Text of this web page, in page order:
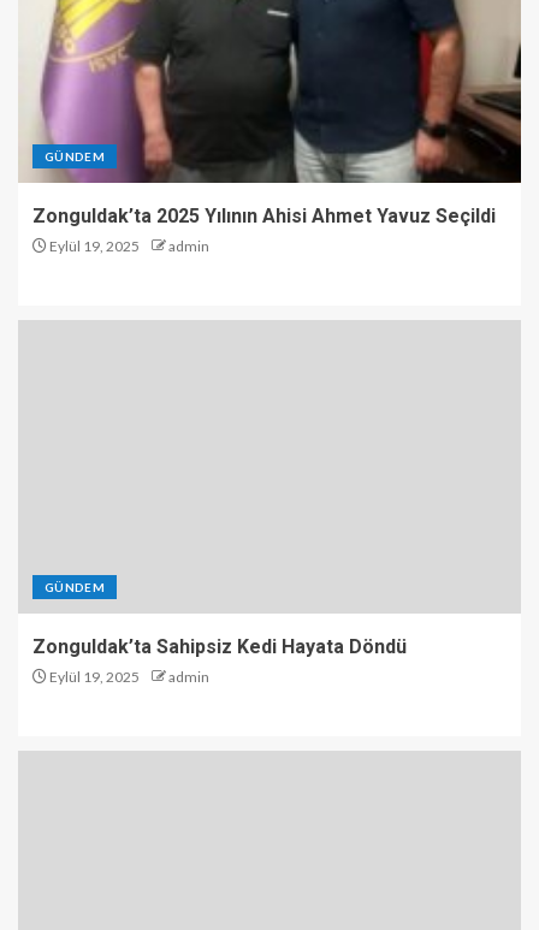
GÜNDEM
Zonguldak’ta 2025 Yılının Ahisi Ahmet Yavuz Seçildi
Eylül 19, 2025 admin
GÜNDEM
Zonguldak’ta Sahipsiz Kedi Hayata Döndü
Eylül 19, 2025 admin